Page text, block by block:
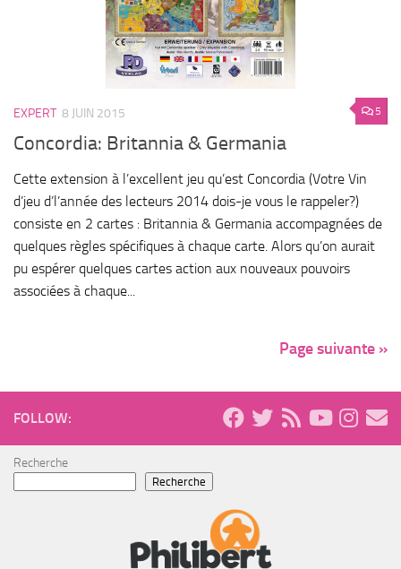
5
EXPERT 8 JUIN 2015
Concordia: Britannia & Germania
Cette extension à l’excellent jeu qu’est Concordia (Votre Vin
d’jeu d’l’année des lecteurs 2014 dois-je vous le rappeler?)
consiste en 2 cartes : Britannia & Germania accompagnées de
quelques règles spécifiques à chaque carte. Alors qu’on aurait
pu espérer quelques cartes action aux nouveaux pouvoirs
associées à chaque...
Page suivante »
FOLLOW:
Recherche
Recherche